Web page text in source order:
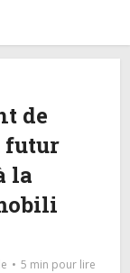
de
futur
la
5 min pour lire